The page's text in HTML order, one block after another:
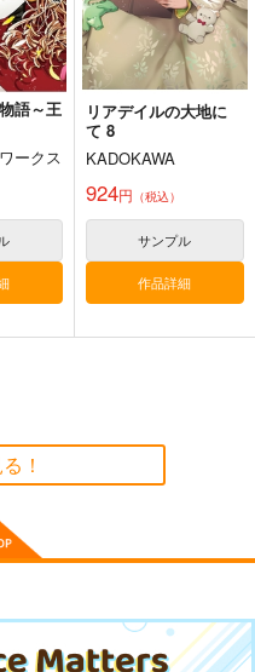
語～王
ークス
リアデイルの大地に
て 8
KADOKAWA
924円 （税込）
サンプル
作品詳細
！